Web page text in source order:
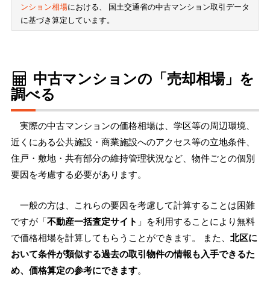
ンション相場における、 国土交通省の中古マンション取引データ
に基づき算定しています。
中古マンションの「売却相場」を
調べる
実際の中古マンションの価格相場は、学区等の周辺環境、
近くにある公共施設・商業施設へのアクセス等の立地条件、
住戸・敷地・共有部分の維持管理状況など、物件ごとの個別
要因を考慮する必要があります。
一般の方は、これらの要因を考慮して計算することは困難
ですが「不動産一括査定サイト 」を利用することにより無料
で価格相場を計算してもらうことができます。 また、 北区に
おいて条件が類似する過去の取引物件の情報も入手できるた
め、価格算定の参考にできます。